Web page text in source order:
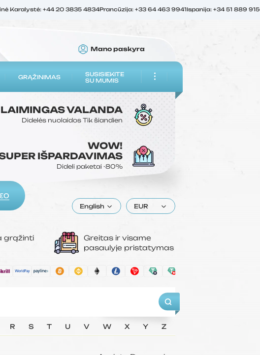
Karalystė: +44 20 3835 4834Prancūzija: +33 64 463 9941Ispanija: +34 51 889
Mano paskyra
GRĄŽINIMAS
SUSISIEKITE
SU MUMIS
LAIMINGASVALANDA
Didelės nuolaidos Tik šiandien
WOW!
IŠPARDAVIMAS
Dideli paketai -80%
English EUR
grąžinti
Greitas ir visame
pasaulyje pristatymas
R S T U V W X Y Z